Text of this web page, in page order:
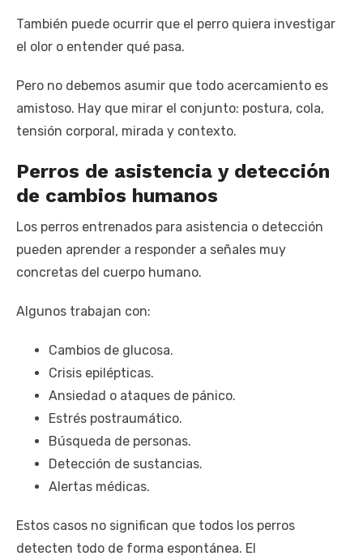
También puede ocurrir que el perro quiera investigar
el olor o entender qué pasa.
Pero no debemos asumir que todo acercamiento es
amistoso. Hay que mirar el conjunto: postura, cola,
tensión corporal, mirada y contexto.
Perros de asistencia y detección
de cambios humanos
Los perros entrenados para asistencia o detección
pueden aprender a responder a señales muy
concretas del cuerpo humano.
Algunos trabajan con:
Cambios de glucosa.
Crisis epilépticas.
Ansiedad o ataques de pánico.
Estrés postraumático.
Búsqueda de personas.
Detección de sustancias.
Alertas médicas.
Estos casos no significan que todos los perros
detecten todo de forma espontánea. El